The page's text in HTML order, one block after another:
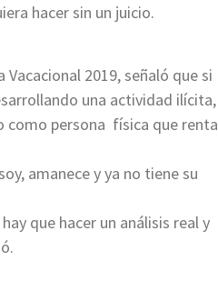
hacer sin un juicio.
2019, señaló que si
una actividad ilícita,
como persona física que renta
amanece y ya no tiene su
que hacer un análisis real y